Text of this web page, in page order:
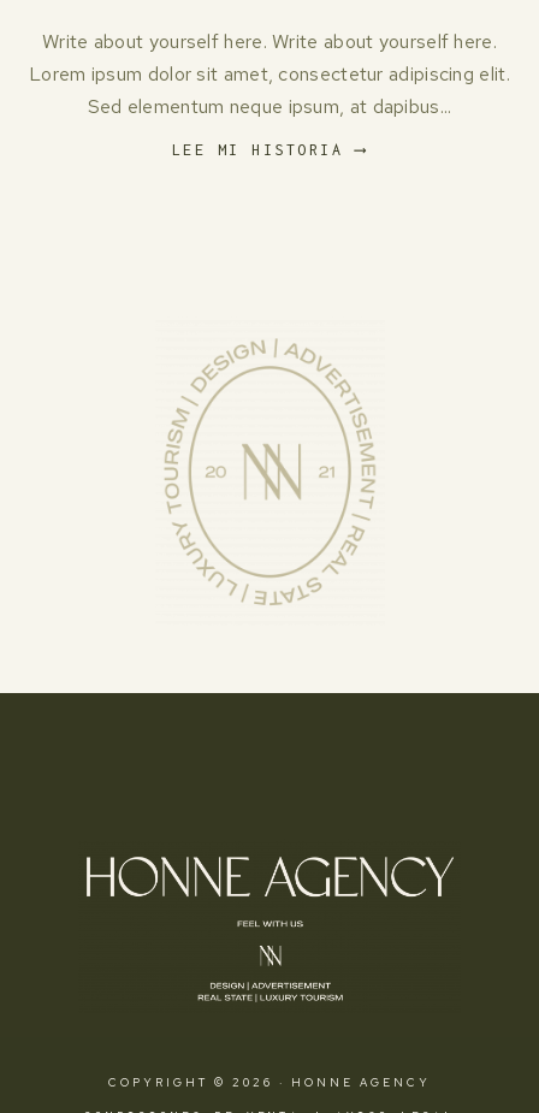
Write about yourself here. Write about yourself here.
Lorem ipsum dolor sit amet, consectetur adipiscing elit.
Sed elementum neque ipsum, at dapibus...
LEE MI HISTORIA ⟶
COPYRIGHT © 2026 · HONNE AGENCY